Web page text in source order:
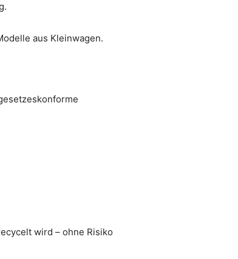
aus Kleinwagen.
wird – ohne Risiko